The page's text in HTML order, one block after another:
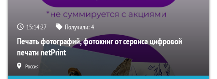
15:14:26 Получили:4
Печать фотографий, фотокниг от сервиса цифровой
печати netPrint
Россия